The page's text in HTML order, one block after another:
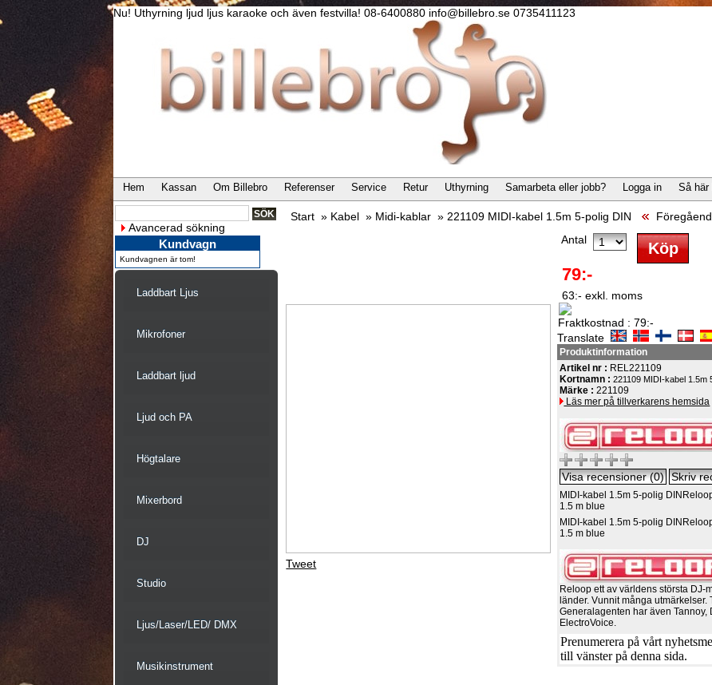
Nu! Uthyrning ljud ljus karaoke och även festvilla! 08-6400880 info@billebro.se 0735411123
Hem Kassan Om Billebro Referenser Service Retur Uthyrning Samarbeta eller jobb? Logga in Så här
Avancerad sökning
Kundvagn
Kundvagnen är tom!
Laddbart Ljus
Mikrofoner
Laddbart ljud
Ljud och PA
Högtalare
Mixerbord
DJ
Studio
Ljus/Laser/LED/ DMX
Musikinstrument
Start » Kabel » Midi-kablar » 221109 MIDI-kabel 1.5m 5-polig DIN
Tweet
Antal
79:-
63:- exkl. moms
Fraktkostnad : 79:-
Translate
Produktinformation
Artikel nr : REL221109
Kortnamn :221109 MIDI-kabel 1.5m
Märke :221109
Läs mer på tillverkarens hemsida
MIDI-kabel 1.5m 5-polig DIN
1.5 m blue
MIDI-kabel 1.5m 5-polig DIN
1.5 m blue
Reloop ett av världens största DJ-
länder. Vunnit många utmärkelser.
Generalagenten har även Tannoy,
ElectroVoice.
Prenumerera på vårt
till vänster på denna sida.